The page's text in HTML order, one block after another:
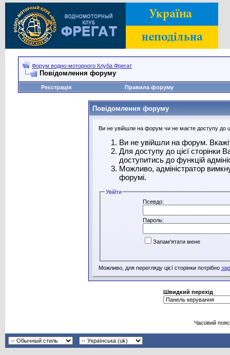
Форум водно-моторного Клуба Фрегат
Повідомлення форуму
Реєстрація Правила форуму
Повідомлення форуму
Ви не увійшли на форум чи не маєте доступу до
Ви не увійшли на форум.
Для доступу до цієї сторінки
доступитись до функцій
Можливо, адміністратор
форумі.
Увійти
Псевдо:
Пароль:
Запам'ятати мене
Можливо, для перегляду цієї сторінки потрібно
Швидкий перехід
Часовий